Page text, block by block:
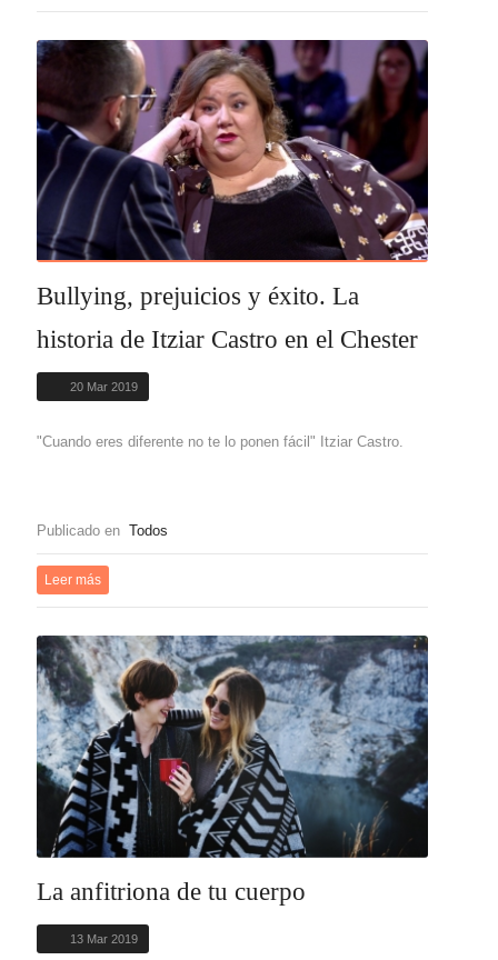
Bullying, prejuicios y éxito. La
historia de Itziar Castro en el Chester
20 Mar 2019
"Cuando eres diferente no te lo ponen fácil" Itziar Castro.
Publicado en Todos
Leer más
La anfitriona de tu cuerpo
13 Mar 2019